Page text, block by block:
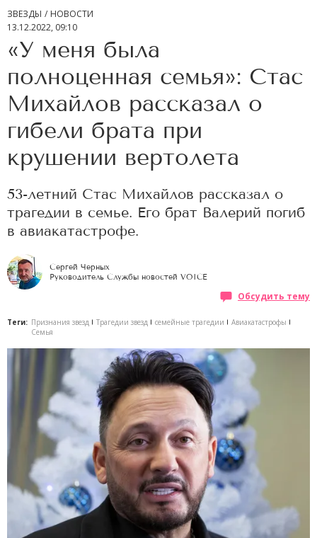
ЗВЕЗДЫ
НОВОСТИ
13.12.2022, 09:10
«У меня была
полноценная семья»: Стас
Михайлов рассказал о
гибели брата при
крушении вертолета
53-летний Стас Михайлов рассказал о
трагедии в семье. Его брат Валерий погиб
в авиакатастрофе.
Сергей Черных
Руководитель Службы новостей VOICE
Обсудить тему
Теги: Признания звезд Трагедии звезд семейные трагедии
Авиакатастрофы
Семья